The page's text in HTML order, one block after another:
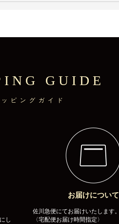
GUIDE
ピングガイド
し
お届けについて
佐川急便にてお届けいたします。
〈宅配便お届け時間指定〉